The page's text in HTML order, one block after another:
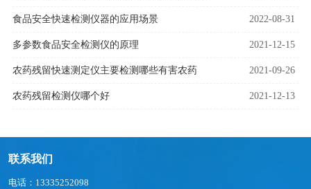
食品安全快速检测仪器的应用场景 2022-08-31
多参数食品安全检测仪的原理 2021-12-15
农药残留快速测定仪主要检测哪些有害农药 2021-09-26
农药残留检测仪哪个好 2021-12-13
联系我们
电话：13335252098